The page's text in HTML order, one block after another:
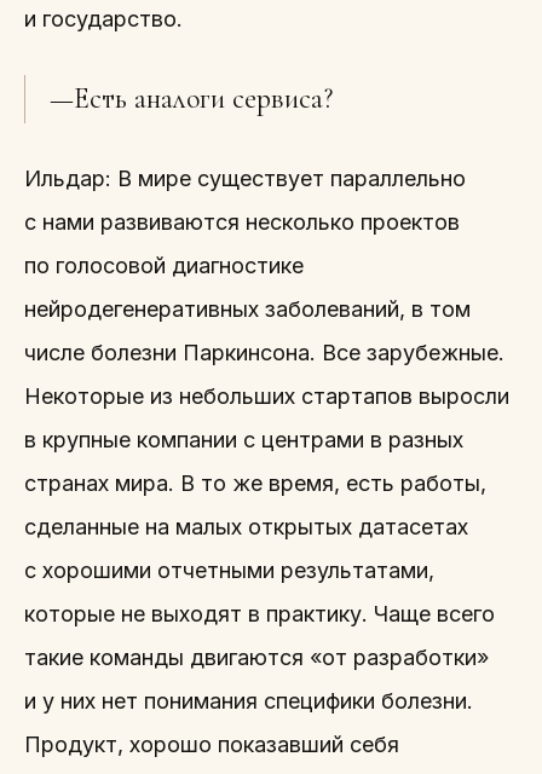
и государство.
—Есть аналоги сервиса?
Ильдар: В мире существует параллельно
с нами развиваются несколько проектов
по голосовой диагностике
нейродегенеративных заболеваний, в том
числе болезни Паркинсона. Все зарубежные.
Некоторые из небольших стартапов выросли
в крупные компании с центрами в разных
странах мира. В то же время, есть работы,
сделанные на малых открытых датасетах
с хорошими отчетными результатами,
которые не выходят в практику. Чаще всего
такие команды двигаются «от разработки»
и у них нет понимания специфики болезни.
Продукт, хорошо показавший себя